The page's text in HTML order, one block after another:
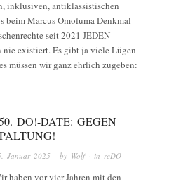
inklusiven, antiklassistischen
beim Marcus Omofuma Denkmal
seit 2021 JEDEN
nie existiert. Es gibt ja viele Lügen
müssen wir ganz ehrlich zugeben:
DO!-DATE: GEGEN
Januar 2025 · by Wolf· in reDO
haben vor vier Jahren mit den